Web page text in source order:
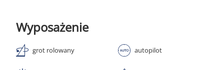
Wyposażenie
grot rolowany autopilot